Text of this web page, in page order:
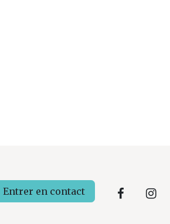
Entrer en contact